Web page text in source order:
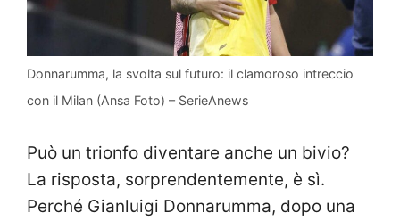
Donnarumma, la svolta sul futuro: il clamoroso intreccio
con il Milan (Ansa Foto) – SerieAnews
Può un trionfo diventare anche un bivio?
La risposta, sorprendentemente, è sì.
Perché Gianluigi Donnarumma, dopo una